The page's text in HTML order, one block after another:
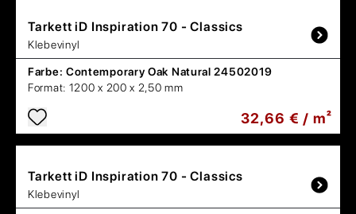
Tarkett iD Inspiration 70 - Classics
Klebevinyl
Farbe: Contemporary Oak Natural 24502019
Format: 1200 x 200 x 2,50 mm
32,66 € / m²
Tarkett iD Inspiration 70 - Classics
Klebevinyl